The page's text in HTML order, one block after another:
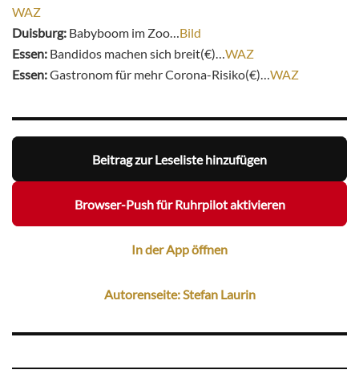
WAZ
Duisburg: Babyboom im Zoo…Bild
Essen: Bandidos machen sich breit(€)…WAZ
Essen:Gastronom für mehr Corona-Risiko(€)…WAZ
Beitrag zur Leseliste hinzufügen
Browser-Push für Ruhrpilot aktivieren
In der App öffnen
Autorenseite: Stefan Laurin